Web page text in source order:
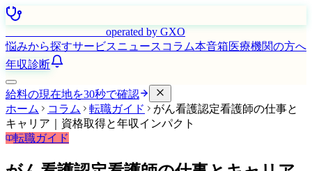
operated by GXO
悩みから探すサービスニュース コラム本音箱医療機関の方へ
年収診断
給料の現在地を30秒で確認
ホーム
コラム 転職ガイド
がん看護認定看護師の仕事と
キャリア｜資格取得と年収インパクト
転職ガイド